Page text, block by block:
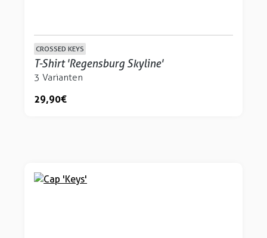
CROSSED KEYS
T-Shirt 'Regensburg Skyline'
3 Varianten
29,90 €